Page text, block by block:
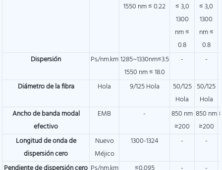
1550 nm ≤ 0.22
≤ 3,0
1300
nm ≤
0.8
≤ 3,0
1300
nm ≤
0.8
Dispersión Ps/nm.km1285~1330nm≤3.5
1550 nm ≤ 18.0
- -
Diámetro de la fibra Hola 9/125 Hola
50/125
Hola
50/125
Hola
Ancho de banda modal
efectivo
EMB -
850 nm
≥200
850 nm
≥200
Longitud de onda de
dispersión cero
Nuevo
Méjico
1300-1324 - -